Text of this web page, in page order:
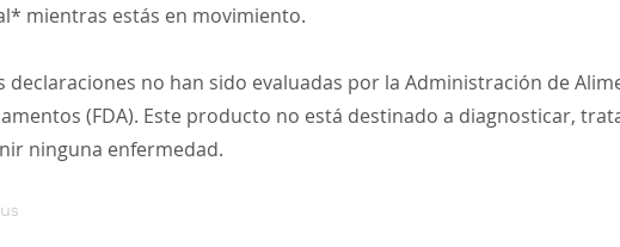
mientras estás en movimiento.
declaraciones no han sido evaluadas por la Administración de
(FDA). Este producto no está destinado a diagnosticar,
ninguna enfermedad.